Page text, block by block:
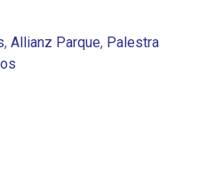
, Allianz Parque, Palestra